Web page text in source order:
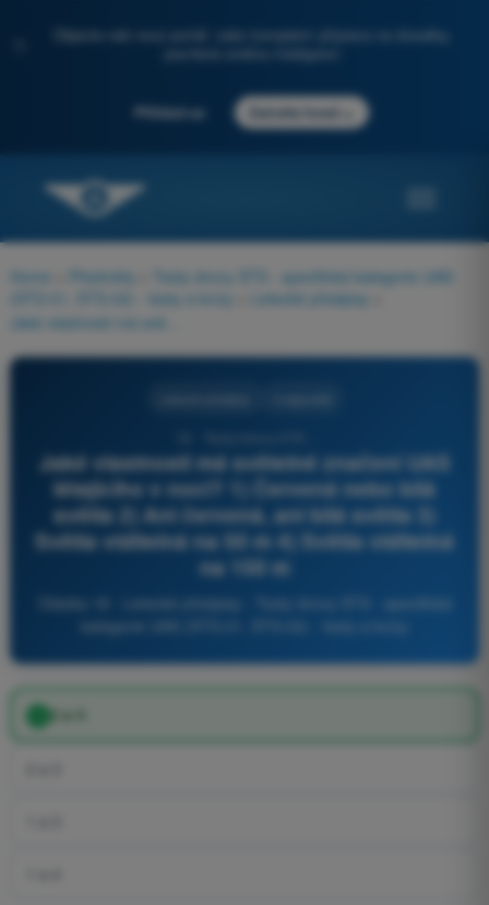
Objevte náš nový portál: vaše kompletní příprava na zkoušky,
Přihlásit se Začněte hned
Home Předměty
Testy drony STS - specifická kategorie UAS
(STS-01, STS-02) - testy a kvízy
Letecké předpisy
Jaké vlastnosti má světelné značení UAS
létajícího v noci? 1) Červená nebo bílá
světla 2) Ani červená, ani bílá světla 3)
Světla viditelná na 50 m 4) Světla viditelná
na 150 m
kategorie UAS (STS-01, STS-02) - testy a kvízy
2 a 4